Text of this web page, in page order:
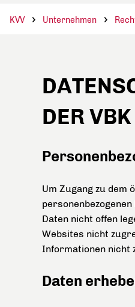
KVV Unternehmen
DER
Um Zugang zu dem
Daten nicht offen
Websites nicht
Informationen nicht
Daten